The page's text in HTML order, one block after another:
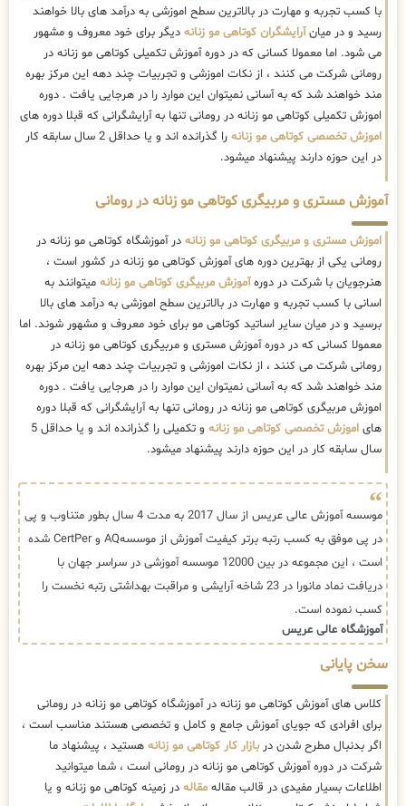
با کسب تجربه و مهارت در بالاترین سطح اموزشی به درآمد های بالا خواهند
رسید و در میانآرایشگران کوتاهی مو زنانه دیگر برای خود معروف و مشهور
می شود. اما معمولا کسانی که در دوره آموزش تکمیلی کوتاهی مو زنانه در
رومانی شرکت می کنند ، از نکات اموزشی و تجربیات چند دهه این مرکز بهره
مند خواهند شد که به آسانی نمیتوان این موارد را در هرجایی یافت . دوره
اموزش تکمیلی کوتاهی مو زنانه در رومانی تنها به آرایشگرانی که قبلا دوره های
اموزش تخصصی کوتاهی مو زنانه
را گذرانده اند و یا حداقل 2 سال سابقه کار
در این حوزه دارند پیشنهاد میشود.
آموزش مستری و مربیگری کوتاهی مو زنانه در رومانی
اموزش مستری و مربیگری کوتاهی مو زنانه در آموزشگاه کوتاهی مو زنانه در
رومانی یکی از بهترین دوره های آموزش کوتاهی مو زنانه در کشور است ،
هنرجویان با شرکت در دورهآموزش مربیگری کوتاهی مو زنانه میتوانند به
اسانی با کسب تجربه و مهارت در بالاترین سطح اموزشی به درآمد های بالا
برسید و در میان سایر اساتید کوتاهی مو برای خود معروف و مشهور شوند. اما
معمولا کسانی که در دوره آموزش مستری و مربیگری کوتاهی مو زنانه در
رومانی شرکت می کنند ، از نکات اموزشی و تجربیات چند دهه این مرکز بهره
مند خواهند شد که به آسانی نمیتوان این موارد را در هرجایی یافت . دوره
اموزش مربیگری کوتاهی مو زنانه در رومانی تنها به آرایشگرانی که قبلا دوره
های اموزش تخصصی کوتاهی مو زنانه
و تکمیلی را گذرانده اند و یا حداقل 5
سال سابقه کار در این حوزه دارند پیشنهاد میشود.
موسسه آموزش عالی عریس از سال 2017 به مدت 4 سال بطور متناوب و پی
در پی موفق به کسب رتبه برتر کیفیت آموزش از موسسهAQ و CertPer شده
است ، این مجموعه در بین 12000 موسسه آموزشی در سراسر جهان با
دریافت نماد مانورا در 23 شاخه آرایشی و مراقبت بهداشتی رتبه نخست را
کسب نموده است.
آموزشگاه عالی عریس
سخن پایانی
کلاس های آموزش کوتاهی مو زنانه در آموزشگاه کوتاهی مو زنانه در رومانی
برای افرادی که جویای آموزش جامع و کامل و تخصصی هستند مناسب است ،
اگر بدنبال مطرح شدن دربازار کار کوتاهی مو زنانه هستید ، پیشنهاد ما
شرکت در دوره آموزش کوتاهی مو زنانه در رومانی است ، شما میتوانید
اطلاعات بسیار مفیدی در قالب مقاله مقاله در زمینه کوتاهی مو زنانه و یا